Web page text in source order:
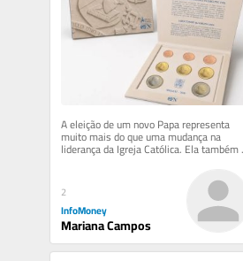
A eleição de um novo Papa representa
muito mais do que uma mudança na
liderança da Igreja Católica. Ela também
inaugura um novo capítulo na...
2
InfoMoney
Mariana Campos